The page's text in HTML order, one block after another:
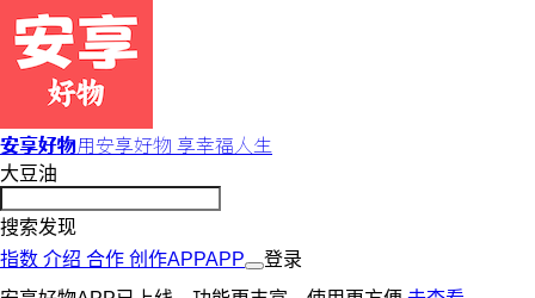
安享好物用安享好物 享幸福人生
大豆油
搜索发现
指数 介绍 合作 创作APPAPP
登录